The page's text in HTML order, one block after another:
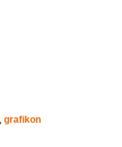
,grafikon